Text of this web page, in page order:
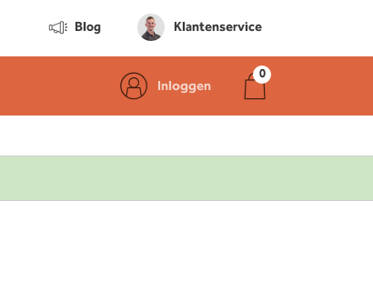
Blog Klantenservice
Inloggen